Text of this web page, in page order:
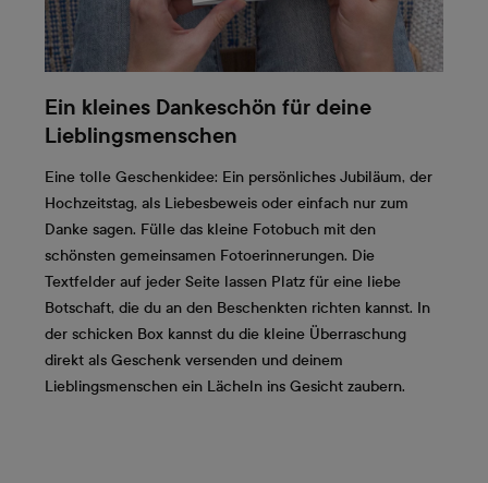
Ein kleines Dankeschön für deine
Lieblingsmenschen
Eine tolle Geschenkidee: Ein persönliches Jubiläum, der
Hochzeitstag, als Liebesbeweis oder einfach nur zum
Danke sagen. Fülle das kleine Fotobuch mit den
schönsten gemeinsamen Fotoerinnerungen. Die
Textfelder auf jeder Seite lassen Platz für eine liebe
Botschaft, die du an den Beschenkten richten kannst. In
der schicken Box kannst du die kleine Überraschung
direkt als Geschenk versenden und deinem
Lieblingsmenschen ein Lächeln ins Gesicht zaubern.